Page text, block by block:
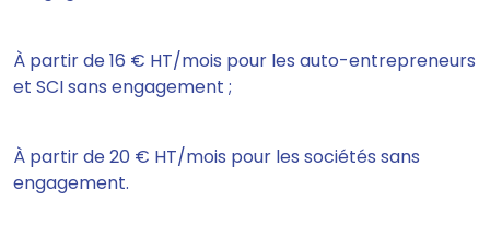
À partir de 16 € HT/mois pour les auto-entrepreneurs
et SCI sans engagement ;
À partir de 20 € HT/mois pour les sociétés sans
engagement.